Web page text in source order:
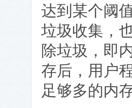
达到某个阈
垃圾收集，
除垃圾，即
存后，用户
足够多的内